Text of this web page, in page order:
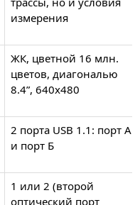
измерения
ЖК, цветной 16 млн.
цветов, диагональю
8.4”, 640х480
2 порта USB 1.1: порт А
и порт Б
1 или 2 (второй
оптический порт